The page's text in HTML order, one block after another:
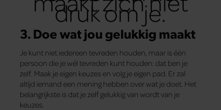
druk om je.
3. Doe wat jou gelukkig maakt
Je kunt niet iedereen tevreden houden, maar is één
persoon die je wél tevreden kunt houden: dat ben je
zelf. Maak je eigen keuzes en volg je eigen pad. Er zal
altijd iemand een mening hebben over wat je doet. Het
belangrijkste is dat je zelf gelukkig van wordt van je
keuzes.